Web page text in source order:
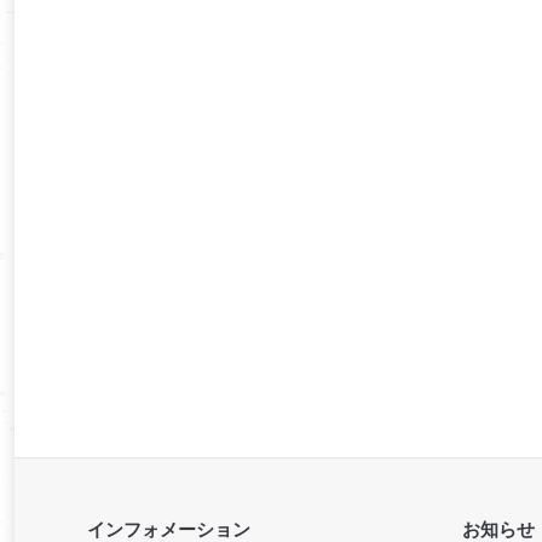
インフォメーション お知らせ